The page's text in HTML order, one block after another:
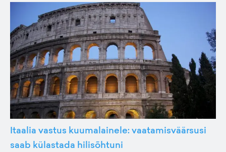
Itaalia vastus kuumalainele: vaatamisväärsusi
saab külastada hilisõhtuni